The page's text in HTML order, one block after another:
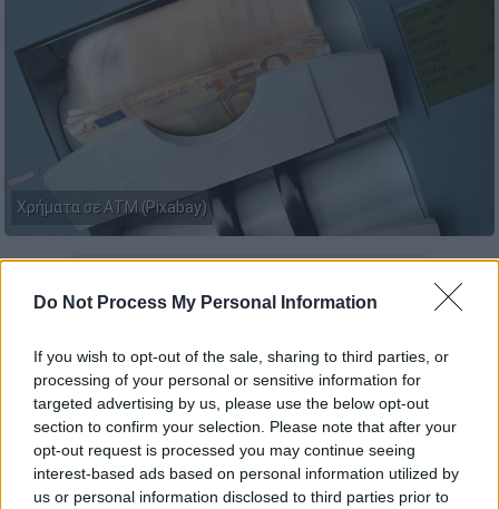
Do Not Process My Personal Information
If you wish to opt-out of the sale, sharing to third parties, or
processing of your personal or sensitive information for
targeted advertising by us, please use the below opt-out
section to confirm your selection. Please note that after your
opt-out request is processed you may continue seeing
interest-based ads based on personal information utilized by
us or personal information disclosed to third parties prior to
Χρήματα σε ΑΤΜ (Pixabay)
τηνΤετάρτη 25 Σεπτεμβρίουαναμένεται να
ξεκινούν οι πληρωμές για τιςσυντάξεις
Οκτωβρίου,για τους μη μισθωτούς, ενώ δύο
μέρες μετά πληρώνονται και οι μισθωτοί.